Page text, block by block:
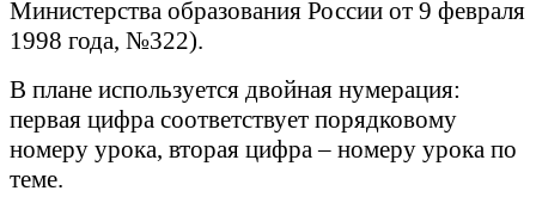
Министерства образования России от 9 февраля
1998 года, №322).
В плане используется двойная нумерация:
первая цифра соответствует порядковому
номеру урока, вторая цифра – номеру урока по
теме.